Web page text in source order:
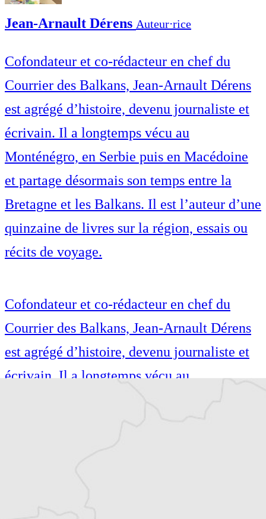
Jean-Arnault Dérens Auteur⋅rice
Cofondateur et co-rédacteur en chef du
Courrier des Balkans, Jean-Arnault Dérens
est agrégé d’histoire, devenu journaliste et
écrivain. Il a longtemps vécu au
Monténégro, en Serbie puis en Macédoine
et partage désormais son temps entre la
Bretagne et les Balkans. Il est l’auteur d’une
quinzaine de livres sur la région, essais ou
récits de voyage.
Cofondateur et co-rédacteur en chef du
Courrier des Balkans, Jean-Arnault Dérens
est agrégé d’histoire, devenu journaliste et
écrivain. Il a longtemps vécu au